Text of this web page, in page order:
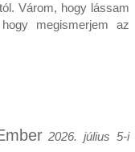
Várom, hogy lássam
megismerjem az
2026. július 5-i